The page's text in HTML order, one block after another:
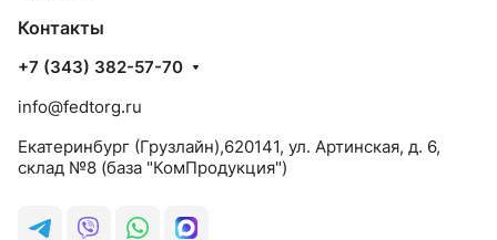
Контакты
+7 (343) 382-57-70
info@fedtorg.ru
Екатеринбург (Грузлайн),620141, ул. Артинская, д. 6,
склад №8 (база "КомПродукция")